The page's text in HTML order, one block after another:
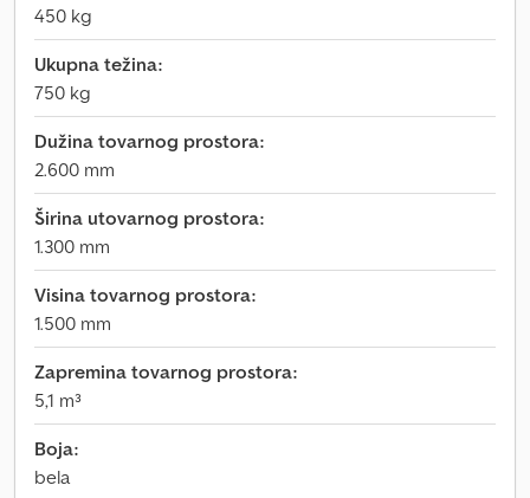
450 kg
Ukupna težina:
750 kg
Dužina tovarnog prostora:
2.600 mm
Širina utovarnog prostora:
1.300 mm
Visina tovarnog prostora:
1.500 mm
Zapremina tovarnog prostora:
5,1 m³
Boja:
bela